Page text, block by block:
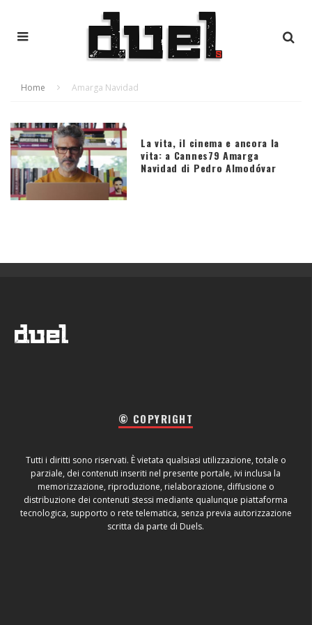
Home Amarga Navidad
La vita, il cinema e ancora la
vita: a Cannes79 Amarga
Navidad di Pedro Almodóvar
© COPYRIGHT
Tutti i diritti sono riservati. È vietata qualsiasi utilizzazione, totale o
parziale, dei contenuti inseriti nel presente portale, ivi inclusa la
memorizzazione, riproduzione, rielaborazione, diffusione o
distribuzione dei contenuti stessi mediante qualunque piattaforma
tecnologica, supporto o rete telematica, senza previa autorizzazione
scritta da parte di Duels.